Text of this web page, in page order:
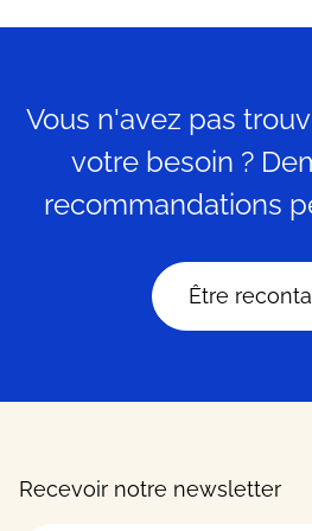
Vous n'avez pas
votre besoin ?
recommandations
Être
Recevoir notre newsletter